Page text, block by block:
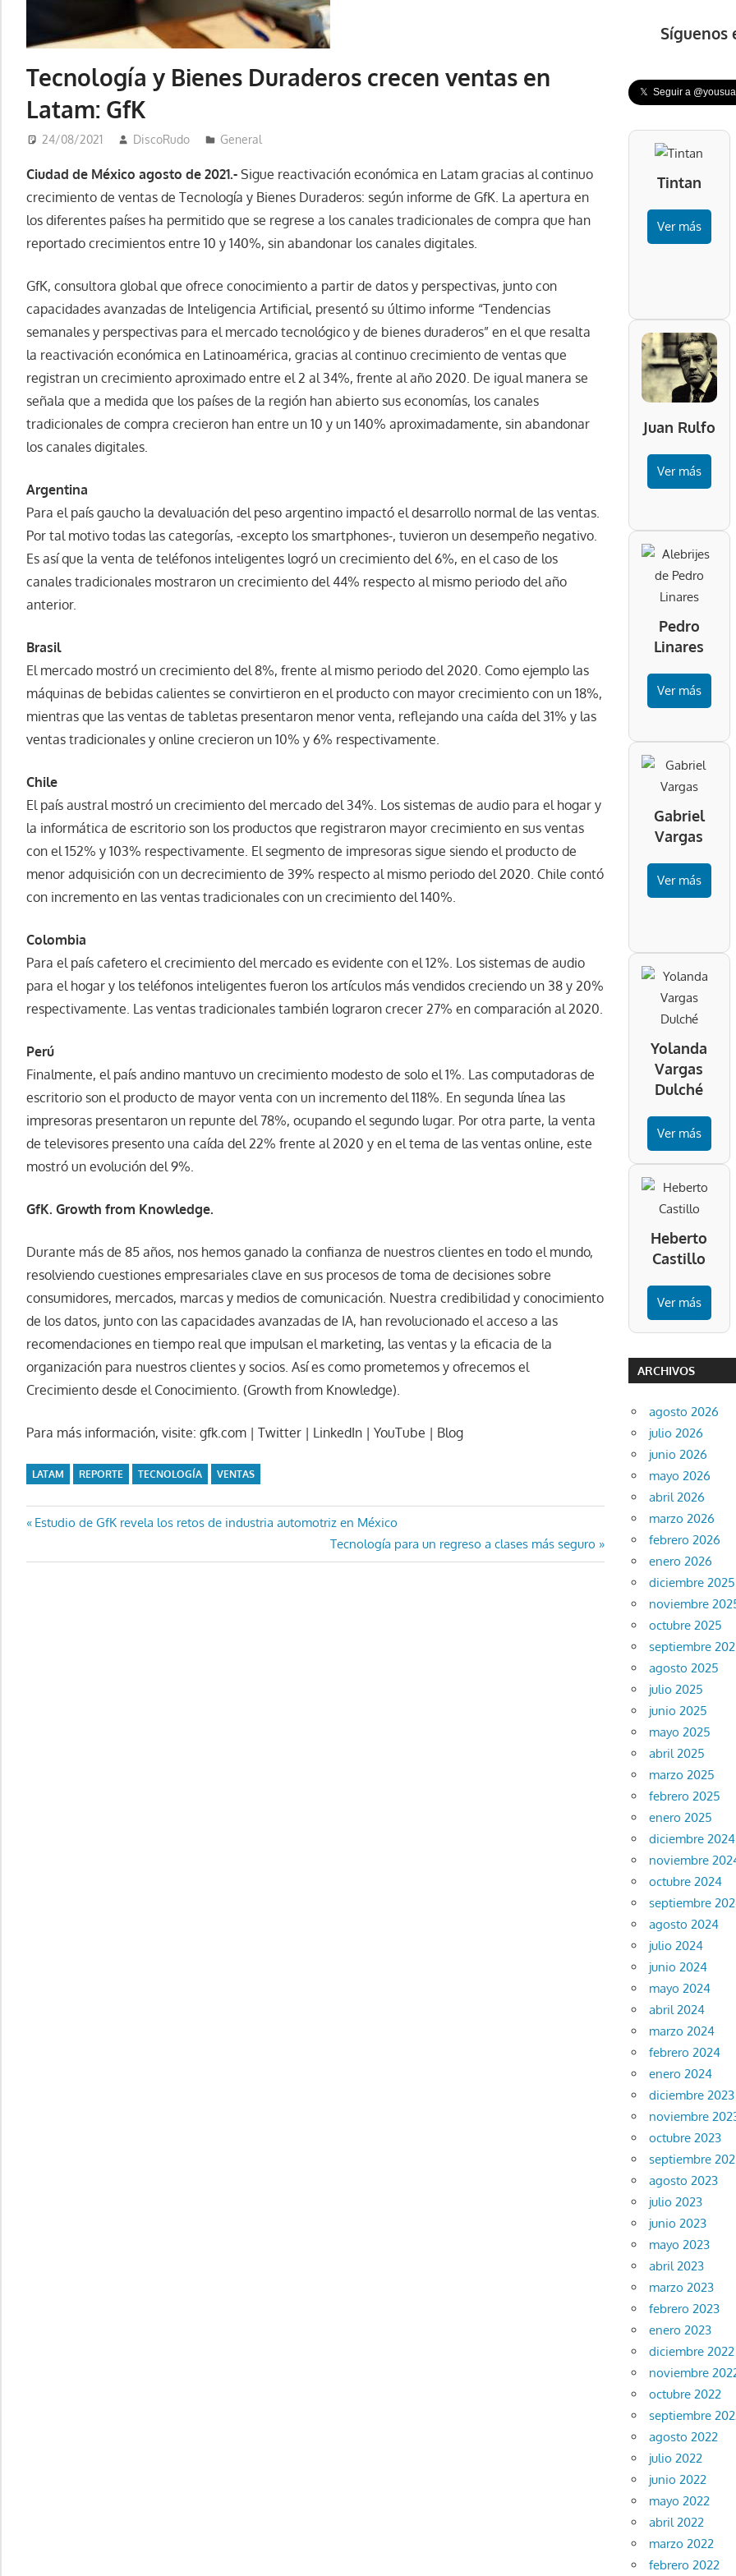
Tecnología y Bienes Duraderos crecen ventas en
Latam: GfK
24/08/2021 DiscoRudo General
Ciudad de México agosto de 2021.- Sigue reactivación económica en Latam gracias al continuo
crecimiento de ventas de Tecnología y Bienes Duraderos: según informe de GfK. La apertura en
los diferentes países ha permitido que se regrese a los canales tradicionales de compra que han
reportado crecimientos entre 10 y 140%, sin abandonar los canales digitales.
GfK, consultora global que ofrece conocimiento a partir de datos y perspectivas, junto con
capacidades avanzadas de Inteligencia Artificial, presentó su último informe “Tendencias
semanales y perspectivas para el mercado tecnológico y de bienes duraderos” en el que resalta
la reactivación económica en Latinoamérica, gracias al continuo crecimiento de ventas que
registran un crecimiento aproximado entre el 2 al 34%, frente al año 2020. De igual manera se
señala que a medida que los países de la región han abierto sus economías, los canales
tradicionales de compra crecieron han entre un 10 y un 140% aproximadamente, sin abandonar
los canales digitales.
Argentina
Para el país gaucho la devaluación del peso argentino impactó el desarrollo normal de las ventas.
Por tal motivo todas las categorías, -excepto los smartphones-, tuvieron un desempeño negativo.
Es así que la venta de teléfonos inteligentes logró un crecimiento del 6%, en el caso de los
canales tradicionales mostraron un crecimiento del 44% respecto al mismo periodo del año
anterior.
Brasil
El mercado mostró un crecimiento del 8%, frente al mismo periodo del 2020. Como ejemplo las
máquinas de bebidas calientes se convirtieron en el producto con mayor crecimiento con un 18%,
mientras que las ventas de tabletas presentaron menor venta, reflejando una caída del 31% y las
ventas tradicionales y online crecieron un 10% y 6% respectivamente.
Chile
El país austral mostró un crecimiento del mercado del 34%. Los sistemas de audio para el hogar y
la informática de escritorio son los productos que registraron mayor crecimiento en sus ventas
con el 152% y 103% respectivamente. El segmento de impresoras sigue siendo el producto de
menor adquisición con un decrecimiento de 39% respecto al mismo periodo del 2020. Chile contó
con incremento en las ventas tradicionales con un crecimiento del 140%.
Colombia
Para el país cafetero el crecimiento del mercado es evidente con el 12%. Los sistemas de audio
para el hogar y los teléfonos inteligentes fueron los artículos más vendidos creciendo un 38 y 20%
respectivamente. Las ventas tradicionales también lograron crecer 27% en comparación al 2020.
Perú
Finalmente, el país andino mantuvo un crecimiento modesto de solo el 1%. Las computadoras de
escritorio son el producto de mayor venta con un incremento del 118%. En segunda línea las
impresoras presentaron un repunte del 78%, ocupando el segundo lugar. Por otra parte, la venta
de televisores presento una caída del 22% frente al 2020 y en el tema de las ventas online, este
mostró un evolución del 9%.
GfK. Growth from Knowledge.
Durante más de 85 años, nos hemos ganado la confianza de nuestros clientes en todo el mundo,
resolviendo cuestiones empresariales clave en sus procesos de toma de decisiones sobre
consumidores, mercados, marcas y medios de comunicación. Nuestra credibilidad y conocimiento
de los datos, junto con las capacidades avanzadas de IA, han revolucionado el acceso a las
recomendaciones en tiempo real que impulsan el marketing, las ventas y la eficacia de la
organización para nuestros clientes y socios. Así es como prometemos y ofrecemos el
Crecimiento desde el Conocimiento. (Growth from Knowledge).
Para más información, visite: gfk.com | Twitter | LinkedIn | YouTube | Blog
LATAM REPORTE TECNOLOGÍA VENTAS
Navegación
de
Entrada
Estudio de GfK revela los retos de industria automotriz en México
Entrada
siguiente:
Tecnología para un regreso a clases más seguro
Síguenos
𝕏 Seguir a
Tintan
Ver más
Juan Rulfo
Ver más
Pedro
Linares
Ver más
Gabriel
Vargas
Ver más
Yolanda
Vargas
Dulché
Ver más
Heberto
Castillo
Ver más
ARCHIVOS
agosto 2026
julio 2026
junio 2026
mayo 2026
abril 2026
marzo 2026
febrero 2026
enero 2026
diciembre 2025
noviembre
octubre 2025
septiembre
agosto 2025
julio 2025
junio 2025
mayo 2025
abril 2025
marzo 2025
febrero 2025
enero 2025
diciembre 2024
noviembre
octubre 2024
septiembre
agosto 2024
julio 2024
junio 2024
mayo 2024
abril 2024
marzo 2024
febrero 2024
enero 2024
diciembre 2023
noviembre
octubre 2023
septiembre
agosto 2023
julio 2023
junio 2023
mayo 2023
abril 2023
marzo 2023
febrero 2023
enero 2023
diciembre 2022
noviembre
octubre 2022
septiembre
agosto 2022
julio 2022
junio 2022
mayo 2022
abril 2022
marzo 2022
febrero 2022